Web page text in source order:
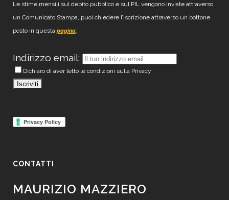
Le stime mensili sul debito pubblico e sul PIL vengono inviate attraverso
un Comunicato Stampa, puoi chiedere l’iscrizione attraverso un bottone
posto in questa pagina.
Indirizzo email:
Dichiaro di aver letto le condizioni sulla Privacy
CONTATTI
MAURIZIO MAZZIERO